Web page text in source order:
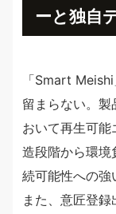
ーと独自
「Smart
留まらない。製
おいて再生可能
造段階から環境
続可能性への強
また、意匠登